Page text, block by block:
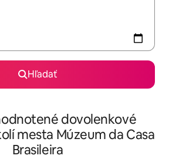
Hľadať
dovolenkové
mesta Múzeum da Casa
Brasileira